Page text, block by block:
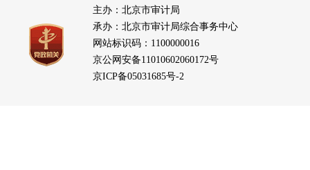
主办：北京市审计局
承办：北京市审计局综合事务中心
网站标识码：1100000016
京公网安备11010602060172号
京ICP备05031685号-2